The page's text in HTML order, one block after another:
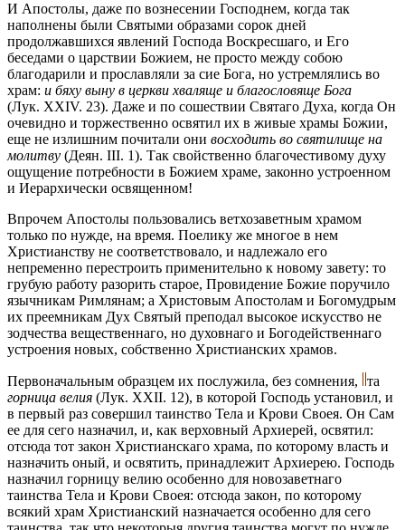
И Апостолы, даже по вознесении Господнем, когда так
наполнены были Святыми образами сорок дней
продолжавшихся явлений Господа Воскресшаго, и Его
беседами о царствии Божием, не просто между собою
благодарили и прославляли за сие Бога, но устремлялись во
храм: и бяху выну в церкви хваляще и благословяще Бога
(Лук. XXIV. 23). Даже и по сошествии Святаго Духа, когда Он
очевидно и торжественно освятил их в живые храмы Божии,
еще не излишним почитали они восходить во святилище на
молитву (Деян. III. 1). Так свойственно благочестивому духу
ощущение потребности в Божием храме, законно устроенном
и Иерархически освященном!
Впрочем Апостолы пользовались ветхозаветным храмом
только по нужде, на время. Поелику же многое в нем
Христианству не соответствовало, и надлежало его
непременно перестроить применительно к новому завету: то
грубую работу разорить старое, Провидение Божие поручило
язычникам Римлянам; а Христовым Апостолам и Богомудрым
их преемникам Дух Святый преподал высокое искусство не
зодчества вещественнаго, но духовнаго и Богодейственнаго
устроения новых, собственно Христианских храмов.
Первоначальным образцем их послужила, без сомнения,
та
горница велия (Лук. XXII. 12), в которой Господь установил, и
в первый раз совершил таинство Тела и Крови Своея. Он Сам
ее для сего назначил, и, как верховный Архиерей, освятил:
отсюда тот закон Христианскаго храма, по которому власть и
назначить оный, и освятить, принадлежит Архиерею. Господь
назначил горницу велию особенно для новозаветнаго
таинства Тела и Крови Своея: отсюда закон, по которому
всякий храм Христианский назначается особенно для сего